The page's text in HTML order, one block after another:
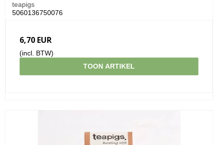
teapigs
5060136750076
6,70 EUR
(incl. BTW)
TOON ARTIKEL